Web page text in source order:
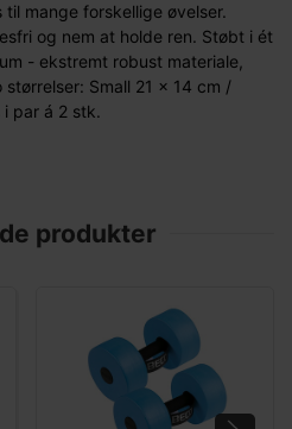
mange forskellige øvelser.
og nem at holde ren. Støbt i ét
- ekstremt robust materiale,
Small 21 x 14 cm /
par á 2 stk.
produkter